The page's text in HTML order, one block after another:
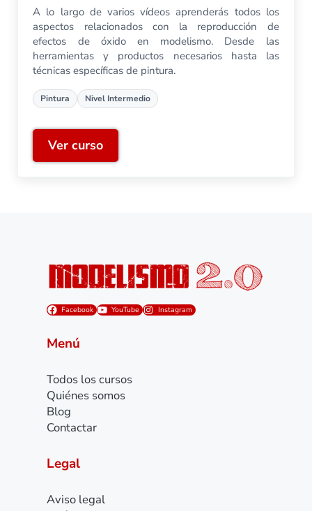
A lo largo de varios vídeos aprenderás todos los
aspectos relacionados con la reproducción de
efectos de óxido en modelismo. Desde las
herramientas y productos necesarios hasta las
técnicas específicas de pintura.
Pintura Nivel Intermedio
Ver cursoCómo reproducir efectos de óxido
Facebook YouTube Instagram
Menú
Todos los cursos
Quiénes somos
Blog
Contactar
Legal
Aviso legal